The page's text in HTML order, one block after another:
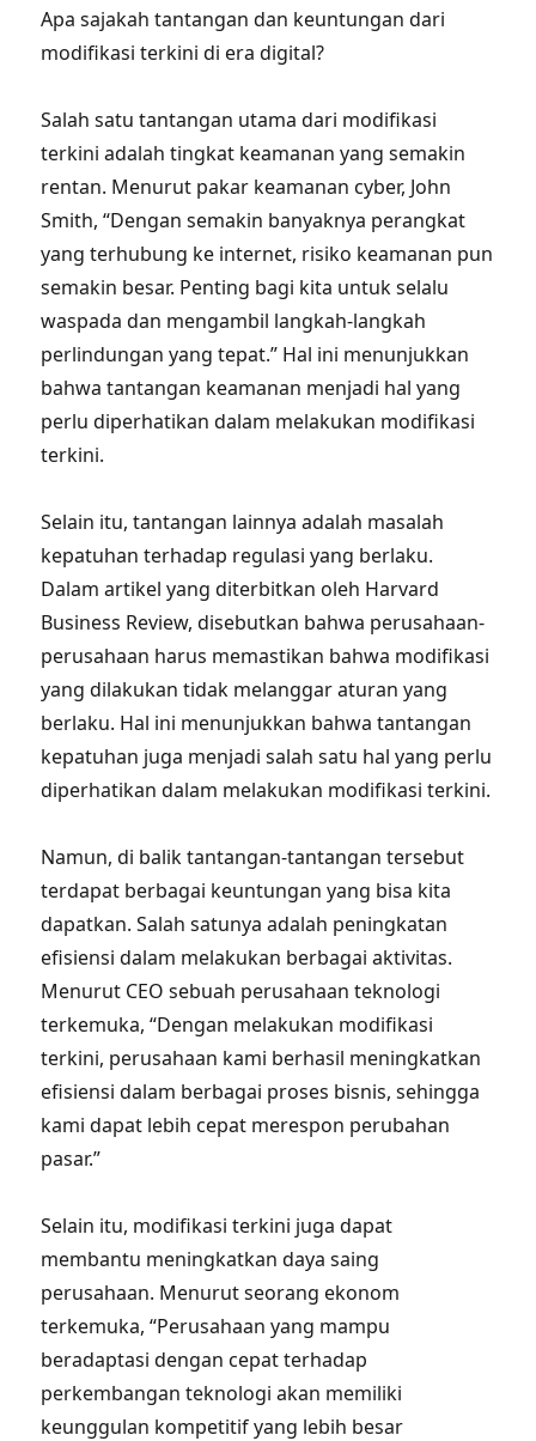
Apa sajakah tantangan dan keuntungan dari
modifikasi terkini di era digital?
Salah satu tantangan utama dari modifikasi
terkini adalah tingkat keamanan yang semakin
rentan. Menurut pakar keamanan cyber, John
Smith, “Dengan semakin banyaknya perangkat
yang terhubung ke internet, risiko keamanan pun
semakin besar. Penting bagi kita untuk selalu
waspada dan mengambil langkah-langkah
perlindungan yang tepat.” Hal ini menunjukkan
bahwa tantangan keamanan menjadi hal yang
perlu diperhatikan dalam melakukan modifikasi
terkini.
Selain itu, tantangan lainnya adalah masalah
kepatuhan terhadap regulasi yang berlaku.
Dalam artikel yang diterbitkan oleh Harvard
Business Review, disebutkan bahwa perusahaan-
perusahaan harus memastikan bahwa modifikasi
yang dilakukan tidak melanggar aturan yang
berlaku. Hal ini menunjukkan bahwa tantangan
kepatuhan juga menjadi salah satu hal yang perlu
diperhatikan dalam melakukan modifikasi terkini.
Namun, di balik tantangan-tantangan tersebut
terdapat berbagai keuntungan yang bisa kita
dapatkan. Salah satunya adalah peningkatan
efisiensi dalam melakukan berbagai aktivitas.
Menurut CEO sebuah perusahaan teknologi
terkemuka, “Dengan melakukan modifikasi
terkini, perusahaan kami berhasil meningkatkan
efisiensi dalam berbagai proses bisnis, sehingga
kami dapat lebih cepat merespon perubahan
pasar.”
Selain itu, modifikasi terkini juga dapat
membantu meningkatkan daya saing
perusahaan. Menurut seorang ekonom
terkemuka, “Perusahaan yang mampu
beradaptasi dengan cepat terhadap
perkembangan teknologi akan memiliki
keunggulan kompetitif yang lebih besar